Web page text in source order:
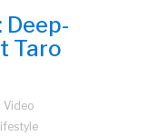
Deep-
Taro
Video